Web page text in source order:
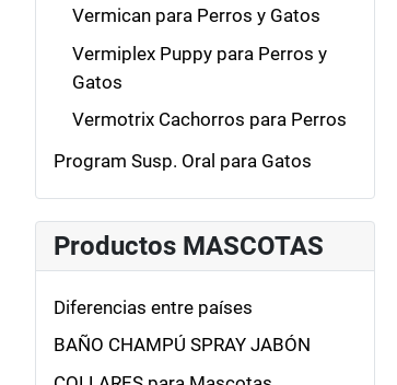
Vermican para Perros y Gatos
Vermiplex Puppy para Perros y
Gatos
Vermotrix Cachorros para Perros
Program Susp. Oral para Gatos
Productos MASCOTAS
Diferencias entre países
BAÑO CHAMPÚ SPRAY JABÓN